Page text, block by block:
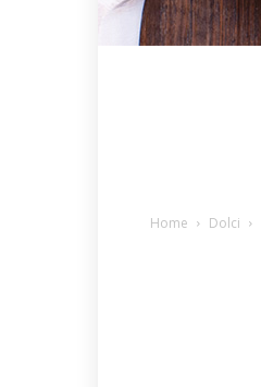
Home Dolci